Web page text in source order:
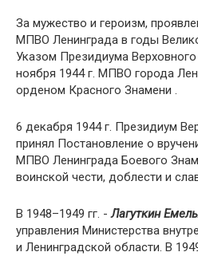
За мужество и героизм,
МПВО Ленинграда в годы
Указом Президиума
ноября 1944 г. МПВО города
орденом Красного Знамени .
6 декабря 1944 г. Президиум
принял Постановление о
МПВО Ленинграда Боевого
воинской чести, доблести и
В 1948–1949 гг. -Лагуткин
управления Министерства
и Ленинградской области. В